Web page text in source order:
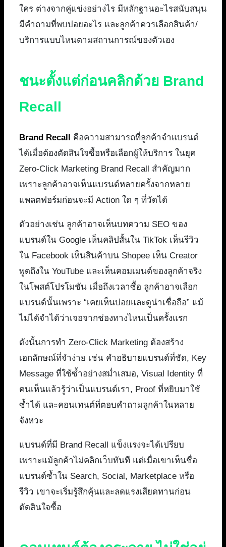
ใคร ต่างจากคู่แข่งอย่างไร มีหลักฐานอะไรสนับสนุน
มีคำถามที่พบบ่อยอะไร และลูกค้าควรเลือกสินค้า/
บริการแบบไหนตามสถานการณ์ของตัวเอง
ชนะตั้งแต่ก่อนคลิกด้วย Brand
Recall
Brand Recall
คือความสามารถที่ลูกค้าจำแบรนด์
ได้เมื่อต้องตัดสินใจซื้อหรือเลือกผู้ให้บริการ ในยุค
Zero-Click Marketing Brand Recall สำคัญมาก
เพราะลูกค้าอาจเห็นแบรนด์หลายครั้งจากหลาย
แพลตฟอร์มก่อนจะมี Action ใด ๆ ที่วัดได้
ตัวอย่างเช่น ลูกค้าอาจเห็นบทความ SEO ของ
แบรนด์ใน Google เห็นคลิปสั้นใน TikTok เห็นรีวิว
ใน Facebook เห็นสินค้าบน Shopee เห็น Creator
พูดถึงใน YouTube และเห็นคอมเมนต์ของลูกค้าจริง
ในโพสต์โปรโมชัน เมื่อถึงเวลาซื้อ ลูกค้าอาจเลือก
แบรนด์นั้นเพราะ “เคยเห็นบ่อยและดูน่าเชื่อถือ” แม้
ไม่ได้จำได้ว่าเจอจากช่องทางไหนเป็นครั้งแรก
ดังนั้นการทำ Zero-Click Marketing ต้องสร้าง
เอกลักษณ์ที่จำง่าย เช่น คำอธิบายแบรนด์ที่ชัด, Key
Message ที่ใช้ซ้ำอย่างสม่ำเสมอ, Visual Identity ที่
คนเห็นแล้วรู้ว่าเป็นแบรนด์เรา, Proof ที่หยิบมาใช้
ซ้ำได้ และคอนเทนต์ที่ตอบคำถามลูกค้าในหลาย
จังหวะ
แบรนด์ที่มี Brand Recall แข็งแรงจะได้เปรียบ
เพราะแม้ลูกค้าไม่คลิกเว็บทันที แต่เมื่อเขาเห็นชื่อ
แบรนด์ซ้ำใน Search, Social, Marketplace หรือ
รีวิว เขาจะเริ่มรู้สึกคุ้นและลดแรงเสียดทานก่อน
ตัดสินใจซื้อ